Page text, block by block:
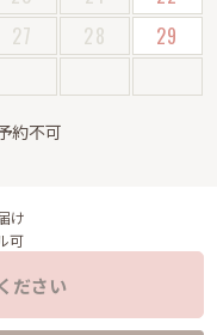
27 28
29
約不可
け
可
ださい